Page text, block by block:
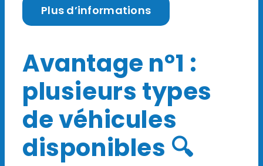
Plus d’informations
Avantage n°1 :
plusieurs types
de véhicules
disponibles 🔍